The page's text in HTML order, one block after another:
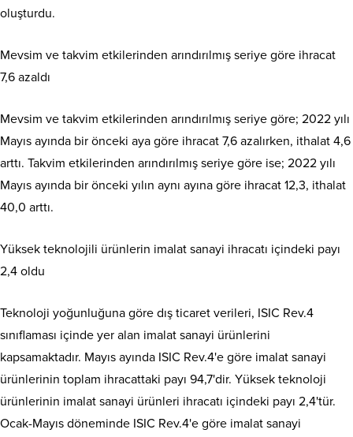
oluşturdu.
Mevsim ve takvim etkilerinden arındırılmış seriye göre ihracat
7,6 azaldı
Mevsim ve takvim etkilerinden arındırılmış seriye göre; 2022 yılı
Mayıs ayında bir önceki aya göre ihracat 7,6 azalırken, ithalat 4,6
arttı. Takvim etkilerinden arındırılmış seriye göre ise; 2022 yılı
Mayıs ayında bir önceki yılın aynı ayına göre ihracat 12,3, ithalat
40,0 arttı.
Yüksek teknolojili ürünlerin imalat sanayi ihracatı içindeki payı
2,4 oldu
Teknoloji yoğunluğuna göre dış ticaret verileri, ISIC Rev.4
sınıflaması içinde yer alan imalat sanayi ürünlerini
kapsamaktadır. Mayıs ayında ISIC Rev.4'e göre imalat sanayi
ürünlerinin toplam ihracattaki payı 94,7'dir. Yüksek teknoloji
ürünlerinin imalat sanayi ürünleri ihracatı içindeki payı 2,4'tür.
Ocak-Mayıs döneminde ISIC Rev.4'e göre imalat sanayi